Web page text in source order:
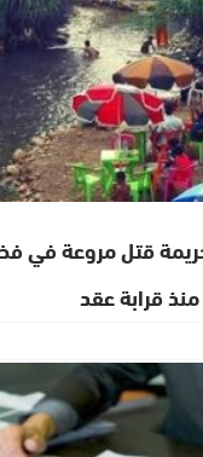
قتل مروعة في
قرابة عقد